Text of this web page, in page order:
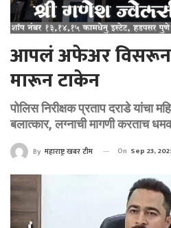
आपलं अफेअर विसरून
मारून टाकेन
पोलिस निरीक्षक प्रताप दराडे यांचा
बलात्कार, लग्नाची मागणी करताच
By महाराष्ट्र खबर टीम On Sep 23,